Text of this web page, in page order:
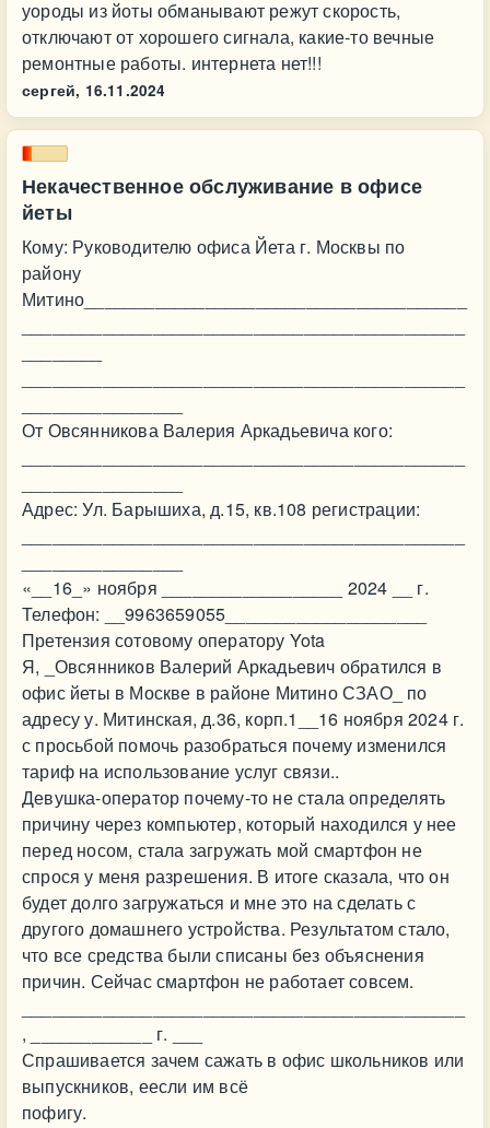
уороды из йоты обманывают режут скорость,
отключают от хорошего сигнала, какие-то вечные
ремонтные работы. интернета нет!!!
сергей, 16.11.2024
Некачественное обслуживание в офисе
йеты
Кому: Руководителю офиса Йета г. Москвы по
району
Митино______________________________________
От Овсянникова Валерия Аркадьевича кого:
Адрес: Ул. Барышиха, д.15, кв.108 регистрации:
«__16_» ноября __________________ 2024 __ г.
Телефон: __9963659055____________________
Претензия сотовому оператору Yota
Я, _Овсянников Валерий Аркадьевич обратился в
офис йеты в Москве в районе Митино СЗАО_ по
адресу у. Митинская, д.36, корп.1__16 ноября 2024 г.
с просьбой помочь разобраться почему изменился
тариф на использование услуг связи..
Девушка-оператор почему-то не стала определять
причину через компьютер, который находился у нее
перед носом, стала загружать мой смартфон не
спрося у меня разрешения. В итоге сказала, что он
будет долго загружаться и мне это на сделать с
другого домашнего устройства. Результатом стало,
что все средства были списаны без объяснения
причин. Сейчас смартфон не работает совсем.
, ____________ г. ___
Спрашивается зачем сажать в офис школьников или
выпускников, еесли им всё
пофигу.